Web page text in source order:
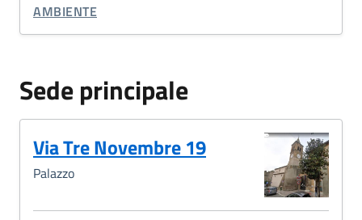
CATEGORIA CORRELATA:
AMBIENTE
Sede principale
Via Tre Novembre 19
Palazzo